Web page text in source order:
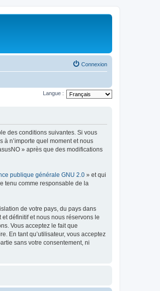
Connexion
Langue :
des conditions suivantes. Si vous
à n’importe quel moment et nous
» après que des modifications
publique générale GNU 2.0 » et qui
tenu comme responsable de la
de votre pays, du pays dans
définitif et nous nous réservons le
Vous acceptez le fait que
En tant qu’utilisateur, vous acceptez
sans votre consentement, ni